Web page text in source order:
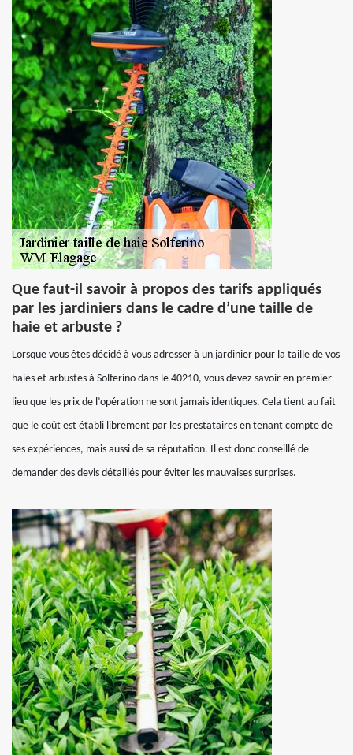
Que faut-il savoir à propos des tarifs appliqués
par les jardiniers dans le cadre d’une taille de
haie et arbuste ?
Lorsque vous êtes décidé à vous adresser à un jardinier pour la taille de vos
haies et arbustes à Solferino dans le 40210, vous devez savoir en premier
lieu que les prix de l’opération ne sont jamais identiques. Cela tient au fait
que le coût est établi librement par les prestataires en tenant compte de
ses expériences, mais aussi de sa réputation. Il est donc conseillé de
demander des devis détaillés pour éviter les mauvaises surprises.